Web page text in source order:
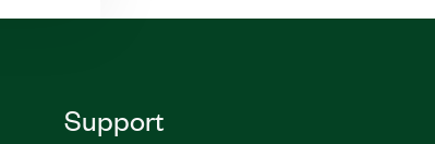
Support